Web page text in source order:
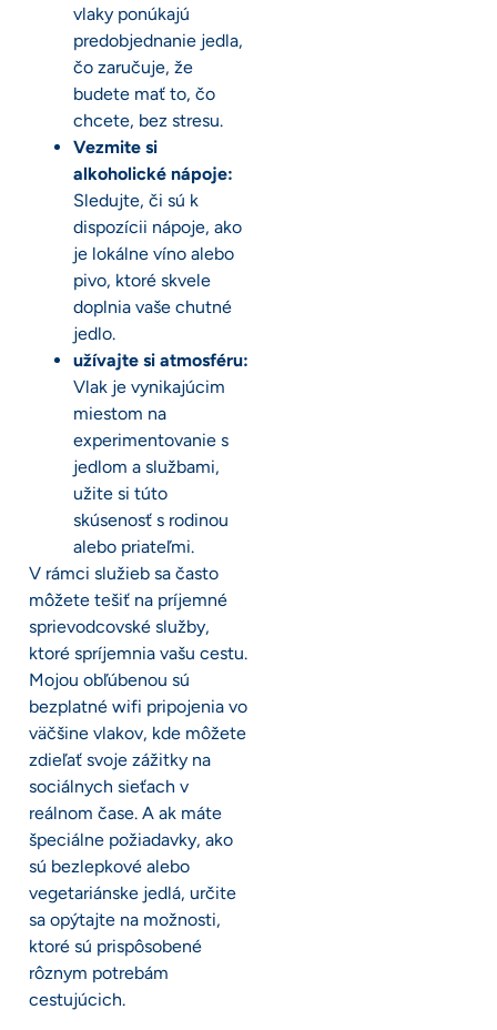
vlaky ponúkajú
predobjednanie jedla,
čo zaručuje, že
budete mať to, čo
chcete, bez stresu.
Vezmite si
alkoholické nápoje:
Sledujte, či sú k
dispozícii nápoje, ako
je lokálne víno alebo
pivo, ktoré skvele
doplnia vaše chutné
jedlo.
užívajte si atmosféru:
Vlak je vynikajúcim
miestom na
experimentovanie s
jedlom a službami,
užite si túto
skúsenosť s rodinou
alebo priateľmi.
V rámci služieb sa často
môžete tešiť na príjemné
sprievodcovské služby,
ktoré spríjemnia vašu cestu.
Mojou obľúbenou sú
bezplatné wifi pripojenia vo
väčšine vlakov, kde môžete
zdieľať svoje zážitky na
sociálnych sieťach v
reálnom čase. A ak máte
špeciálne požiadavky, ako
sú bezlepkové alebo
vegetariánske jedlá, určite
sa opýtajte na možnosti,
ktoré sú prispôsobené
rôznym potrebám
cestujúcich.